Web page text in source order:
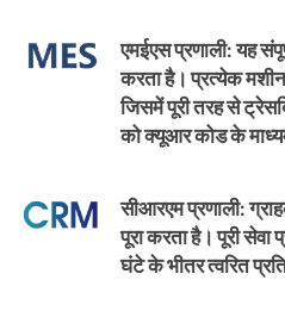
एमईएस प्रणाली:यह
करता है। प्रत्येक
जिसमें पूरी तरह से
को क्यूआर कोड के
सीआरएम प्रणाली:
पूरा करता है। पूरी
घंटे के भीतर त्वरित